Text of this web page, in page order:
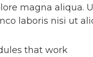
magna aliqua.
laboris nisi ut
that work